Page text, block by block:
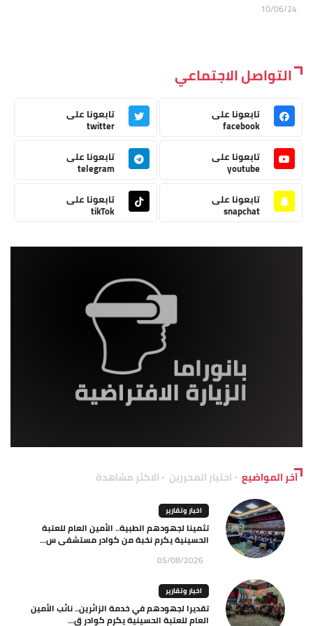
10/06/24
التواصل الاجتماعي
تابعونا على
facebook
تابعونا على
twitter
تابعونا على
youtube
تابعونا على
telegram
تابعونا على
snapchat
تابعونا على
tikTok
آخر المواضيع اختيار المحررين الاكثر مشاهدة
اخبار وتقارير
تثمينا لجهودهم الطبية.. الأمين العام للعتبة
الحسينية يكرم نخبة من كوادر مستشفى س...
05/08/2026
اخبار وتقارير
تقديرا لجهودهم في خدمة الزائرين.. نائب الأمين
العام للعتبة الحسينية يكرم كوادر ق...